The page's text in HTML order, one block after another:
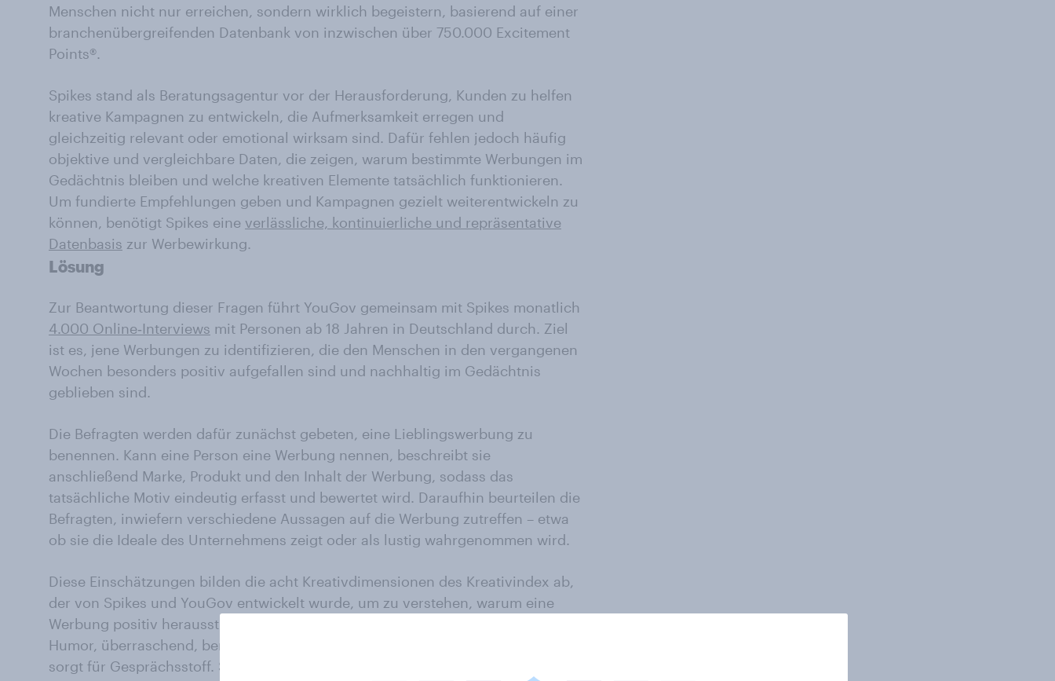
Menschen nicht nur erreichen, sondern wirklich begeistern, basierend auf einer
branchenübergreifenden Datenbank von inzwischen über 750.000 Excitement
Points®.
Spikes stand als Beratungsagentur vor der Herausforderung, Kunden zu helfen
kreative Kampagnen zu entwickeln, die Aufmerksamkeit erregen und
gleichzeitig relevant oder emotional wirksam sind. Dafür fehlen jedoch häufig
objektive und vergleichbare Daten, die zeigen, warum bestimmte Werbungen im
Gedächtnis bleiben und welche kreativen Elemente tatsächlich funktionieren.
Um fundierte Empfehlungen geben und Kampagnen gezielt weiterentwickeln zu
können, benötigt Spikes eine verlässliche, kontinuierliche und repräsentative
Datenbasis zur Werbewirkung.
Lösung
Zur Beantwortung dieser Fragen führt YouGov gemeinsam mit Spikes monatlich
4.000 Online‑Interviews mit Personen ab 18 Jahren in Deutschland durch. Ziel
ist es, jene Werbungen zu identifizieren, die den Menschen in den vergangenen
Wochen besonders positiv aufgefallen sind und nachhaltig im Gedächtnis
geblieben sind.
Die Befragten werden dafür zunächst gebeten, eine Lieblingswerbung zu
benennen. Kann eine Person eine Werbung nennen, beschreibt sie
anschließend Marke, Produkt und den Inhalt der Werbung, sodass das
tatsächliche Motiv eindeutig erfasst und bewertet wird. Daraufhin beurteilen die
Befragten, inwiefern verschiedene Aussagen auf die Werbung zutreffen – etwa
ob sie die Ideale des Unternehmens zeigt oder als lustig wahrgenommen wird.
Diese Einschätzungen bilden die acht Kreativdimensionen des Kreativindex ab,
der von Spikes und YouGov entwickelt wurde, um zu verstehen, warum eine
Werbung positiv heraussticht. Diese Dimensionen sind: Purpose, Storytelling,
Humor, überraschend, beruhigend, löst Freude aus, neu und ungesehen sowie
sorgt für Gesprächsstoff. Sie zeigen auf, warum eine Werbung positiv auffällt.